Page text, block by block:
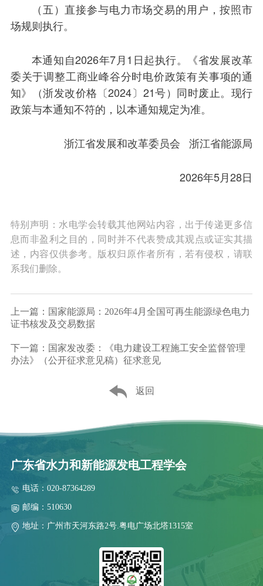
（五）直接参与电力市场交易的用户，按照市
场规则执行。
本通知自2026年7月1日起执行。《省发展改革
委关于调整工商业峰谷分时电价政策有关事项的通
知》（浙发改价格〔2024〕21号）同时废止。现行
政策与本通知不符的，以本通知规定为准。
浙江省发展和改革委员会 浙江省能源局
2026年5月28日
特别声明：水电学会转载其他网站内容，出于传递更多信
息而非盈利之目的，同时并不代表赞成其观点或证实其描
述，内容仅供参考。版权归原作者所有，若有侵权，请联
系我们删除。
上一篇：国家能源局：2026年4月全国可再生能源绿色电力
证书核发及交易数据
下一篇：国家发改委：《电力建设工程施工安全监督管理
办法》（公开征求意见稿）征求意见
返回
广东省水力和新能源发电工程学会
电话：020-87364289
邮编：510630
地址：广州市天河东路2号.粤电广场北塔1315室